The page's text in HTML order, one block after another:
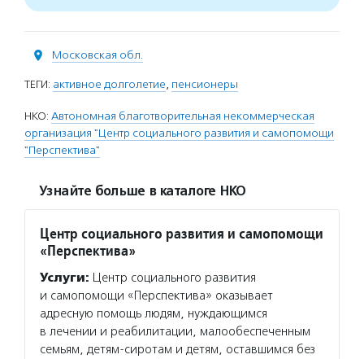
Московская обл.
ТЕГИ: активное долголетие, пенсионеры
НКО: Автономная благотворительная некоммерческая
организация "Центр социального развития и самопомощи
"Перспектива"
Узнайте больше в каталоге НКО
Центр социального развития и самопомощи
«Перспектива»
Услуги: Центр социального развития
и самопомощи «Перспектива» оказывает
адресную помощь людям, нуждающимся
в лечении и реабилитации, малообеспеченным
семьям, детям-сиротам и детям, оставшимся без